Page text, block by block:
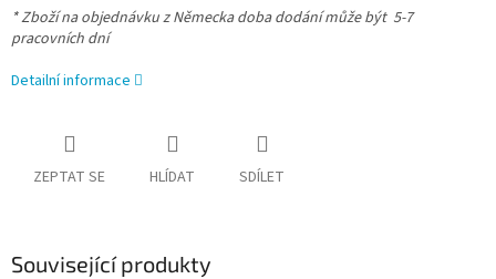
* Zboží na objednávku z Německa doba dodání může být 5-7
pracovních dní
Detailní informace
ZEPTAT SE HLÍDAT SDÍLET
Související produkty